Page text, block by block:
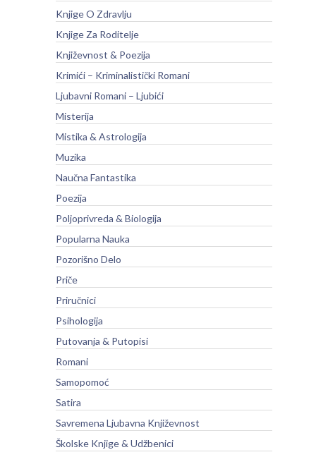
Knjige O Zdravlju
Knjige Za Roditelje
Književnost & Poezija
Krimići – Kriminalistički Romani
Ljubavni Romani – Ljubići
Misterija
Mistika & Astrologija
Muzika
Naučna Fantastika
Poezija
Poljoprivreda & Biologija
Popularna Nauka
Pozorišno Delo
Priče
Priručnici
Psihologija
Putovanja & Putopisi
Romani
Samopomoć
Satira
Savremena Ljubavna Književnost
Školske Knjige & Udžbenici